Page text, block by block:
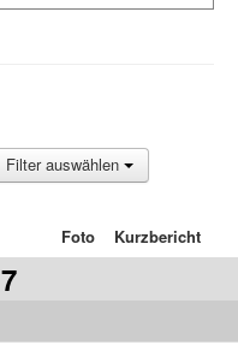
Filter auswählen
Foto Kurzbericht